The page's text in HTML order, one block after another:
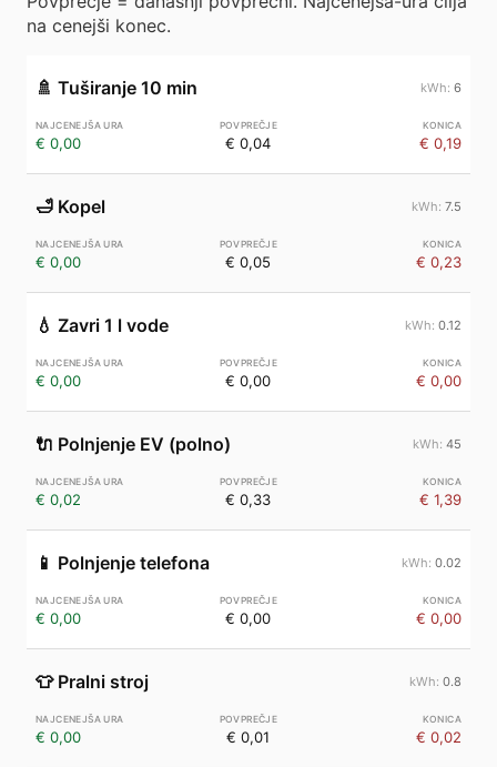
na cenejši konec.
🚿 Tuširanje 10 min 6
€ 0,00 € 0,04 € 0,19
🛁 Kopel 7.5
€ 0,00 € 0,05 € 0,23
💧 Zavri 1 l vode 0.12
€ 0,00 € 0,00 € 0,00
🔌 Polnjenje EV (polno) 45
€ 0,02 € 0,33 € 1,39
📱 Polnjenje telefona 0.02
€ 0,00 € 0,00 € 0,00
👕 Pralni stroj 0.8
€ 0,00 € 0,01 € 0,02